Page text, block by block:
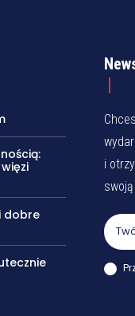
dobre
i